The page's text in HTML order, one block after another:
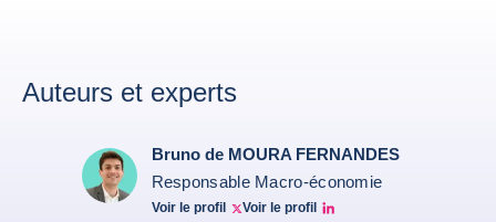
Auteurs et experts
Bruno de MOURA FERNANDES
Responsable Macro-économie
Voir le profil
Twitter Bruno Fernandes
Voir le profil
Bruno de Moura Fernandes linkedin